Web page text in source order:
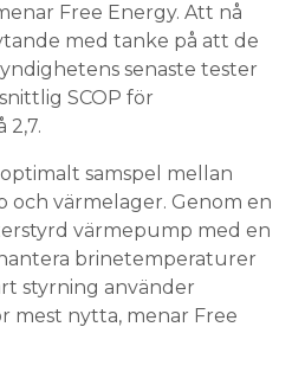
Free Energy. Att nå
med tanke på att de
senaste tester
SCOP för
2,7.
samspel mellan
och värmelager. Genom en
värmepump med en
brinetemperaturer
styrning använder
mest nytta, menar Free